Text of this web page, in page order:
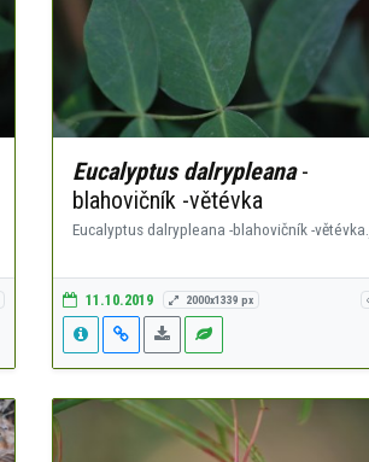
Eucalyptus dalrypleana-
blahovičník -větévka
Eucalyptus dalrypleana -blahovičník -
11.10.2019 2000x1339 px